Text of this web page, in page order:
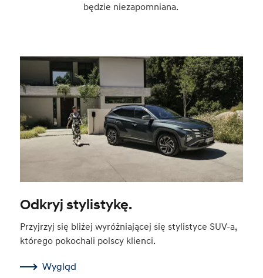
będzie niezapomniana.
Odkryj stylistykę.
Przyjrzyj się bliżej wyróżniającej się stylistyce SUV-a,
którego pokochali polscy klienci.
Wygląd